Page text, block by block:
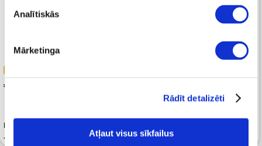
Analītiskās
Mārketinga
Rādīt detalizēti
Atļaut visus sīkfailus
Mugursoma KARL LAGERFELD
JEANS Ikon Nylon Tonal Black
JEANS Ikon Outline Black